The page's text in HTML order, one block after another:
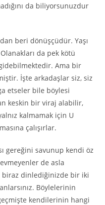
da biliyorsunuzdur
beri dönüşçüdür. Yaşı
da pek kötü
Ama bir
İşte arkadaşlar siz, siz
etseler bile böylesi
keskin bir viraj alabilir,
kalmamak için U
çalışırlar.
gereğini savunup kendi öz
de asla
biraz dinlediğinizde bir iki
Böylelerinin
kendilerinin hangi